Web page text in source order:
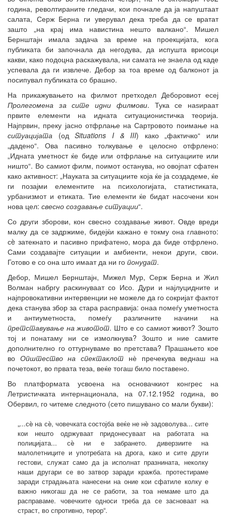
година, револтираните гледачи, кои почнале да ја напуштаат
салата, Серж Берна ги уверувал дека треба да се вратат
зашто „на крај има навистина нешто валкано“. Мишел
Бернштајн имала задача за време на проекцијата, кога
публиката би започнала да негодува, да испушта врисоци
какви, како подоцна раскажувала, ни самата не знаела од каде
успевала да ги извлече. Дебор за тоа време од балконот ја
посипувал публиката со брашно.
На прикажувањето на филмот претходел Деборовиот есеј
Пролегомена за сите идни филмови. Тука се наѕираат
првите елементи на идната ситуационистичка теорија.
Најпрвин, преку јасно отфрлање на Сартровото поимање на
ситуацијата (одSituations I & III) како „фактичко“ или
„дадено“. Ова пасивно толкување е целосно отфрлено:
„Идната уметност ќе биде или отфрлање на ситуациите или
ништо“. Во самиот филм, поимот останува, но овојпат сфатен
како активност: „Науката за ситуациите која ќе ја создадеме, ќе
ги позајми елементите на психологијата, статистиката,
урбанизмот и етиката. Тие елементи ќе бидат насочени кон
нова цел: свесно создавање ситуации“.
Со други зборови, кон свесно создавање живот. Овде вреди
малку да се задржиме, бидејќи кажано е токму она главното:
сè затекнато и пасивно прифатено, мора да биде отфрлено.
Сами создавајте ситуации и амбиенти, некои други, свои.
Готово е со она што имаат да ни го понудат.
Дебор, Мишел Бернштајн, Мижел Мур, Серж Берна и Жил
Волман набргу раскинуваат со Исо. Дури и најлуцидните и
најпровокативни интервенции не можеле да го сокријат фактот
дека станува збор за стара расправија: онаа помеѓу уметноста
и антиуметноста, помеѓу различните начини на
претставување на животот. Што е со самиот живот? Зошто
тој и понатаму ни се измолкнува? Зошто и ние самите
дополнително го оттурнуваме во претстава? Прашањето кое
во Општество на спектаклот нѐ пречекува веднаш на
почетокот, во првата теза, веќе тогаш било поставено.
Во платформата усвоена на основачкиот конгрес на
Летристичката интернационала, на 07.12.1952 година, во
Обервил, го читеме следното (сето пишувано со мали букви):
„...сè на сè, човечката состојба веќе не нè задоволува... сите
кои нешто одржуваат придонесуваат на работата на
полицијата... сè ни е забрането. диверзиите на
малолетниците и употребата на дрога, како и сите други
гестови, служат само да ја исполнат празнината, неколку
наши другари се во затвор заради кражба. протестираме
заради страдањата нанесени на оние кои сфатиле колку е
важно никогаш да не се работи, за тоа немаме што да
расправаме. човечките односи треба да се засноваат на
страст, во спротивно, терор“.